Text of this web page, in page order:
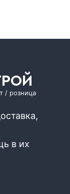
/ розница
в их